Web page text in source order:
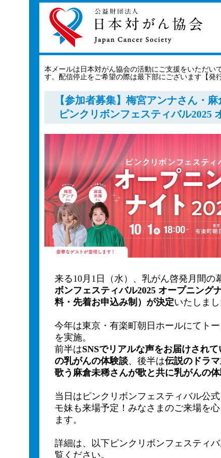
本メールは日本対がん協会の活動にご支援をいただい
す。配信停止をご希望の際は最下部にございます【発
【参加者募集】梅宮アンナさん・
ピンクリボンフェスティバル2025
来る10月1日（水）、乳がん啓発月間の
ボンフェスティバル2025 オープニング
料・先着お申込み制）が決定いたしまし
今年は東京・有楽町朝日ホールにてト
を実施。
前半はSNSでリアルな声をお届けされ
の乳がんの体験談、後半は伝説のドラ
歌う麻倉未稀さんが歌と共に乳がんの体
当日はピンクリボンフェスティバル公
モ妹も来場予定！みなさまのご来場を
ます。
詳細は、以下ピンクリボンフェスティ
覧ください。